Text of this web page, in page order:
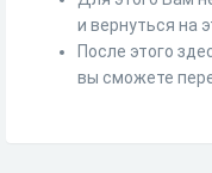
и вернуться на
После этого
вы сможете